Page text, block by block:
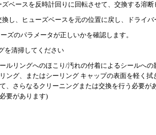
ベースを反時計回りに回転させて、交換する溶
し、ヒューズベースを元の位置に戻し、ドライ
ズのパラメータが正しいかを確認します。
を清掃してください
ルリングへのほこり/汚れの付着によるシールへ
ング、またはシーリング キャップの表面を軽く
、さらなるクリーニングまたは交換を行う必要
要があります)